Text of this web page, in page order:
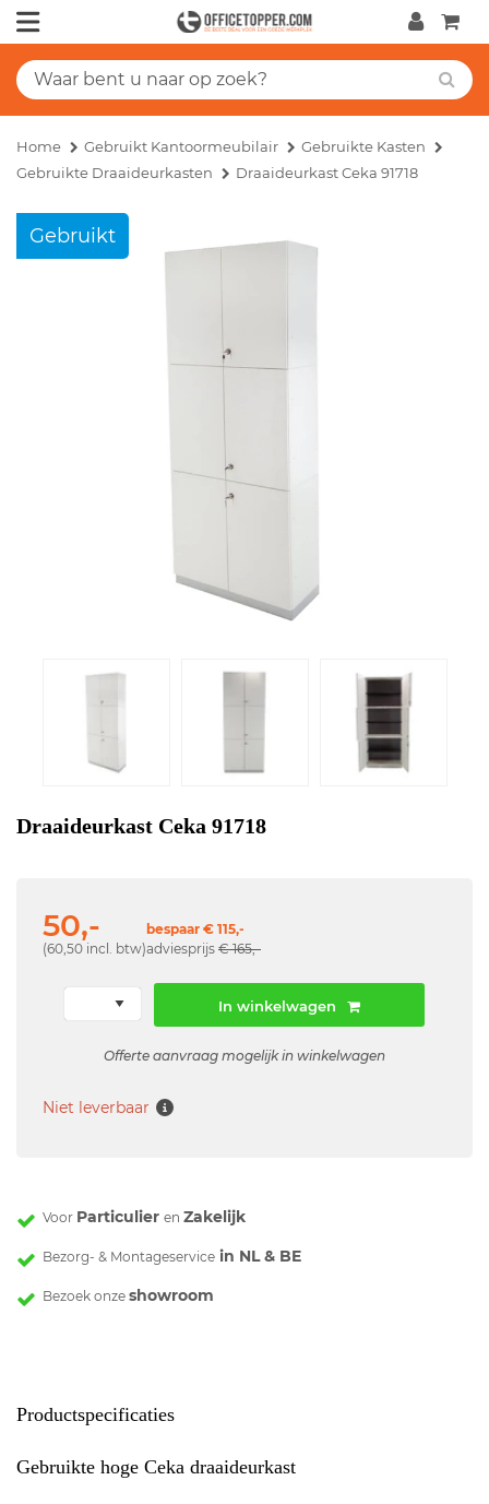
Home Gebruikt Kantoormeubilair
Gebruikte Kasten
Gebruikte Draaideurkasten
Draaideurkast Ceka 91718
Gebruikt
Draaideurkast Ceka 91718
50,-
(60,50 incl. btw)
bespaar € 115,-
adviesprijs € 165,-
In winkelwagen
Offerte aanvraag mogelijk in winkelwagen
Niet leverbaar
Voor Particulier en Zakelijk
Bezorg- & Montageservice in NL & BE
Bezoek onze showroom
Productspecificaties
Gebruikte hoge Ceka draaideurkast